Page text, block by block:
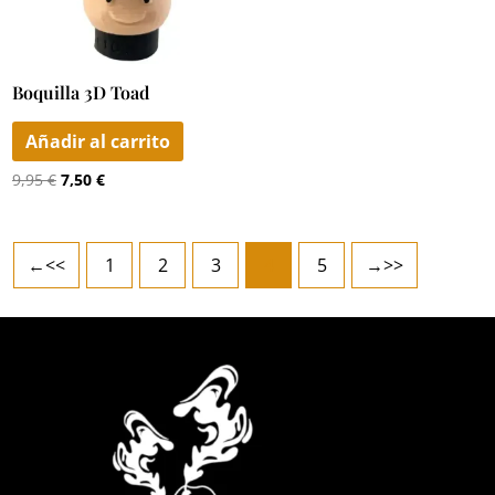
Boquilla 3D Toad
Añadir al carrito
9,95€ 7,50 €
← 1 2 3 5 →